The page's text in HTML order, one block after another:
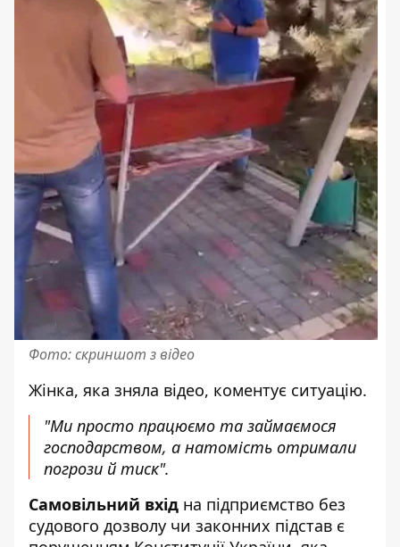
Фото: скриншот з відео
Жінка, яка зняла відео, коментує ситуацію.
"Ми просто працюємо та займаємося
господарством, а натомість отримали
погрози й тиск".
Самовільний вхід на підприємство без
судового дозволу чи законних підстав є